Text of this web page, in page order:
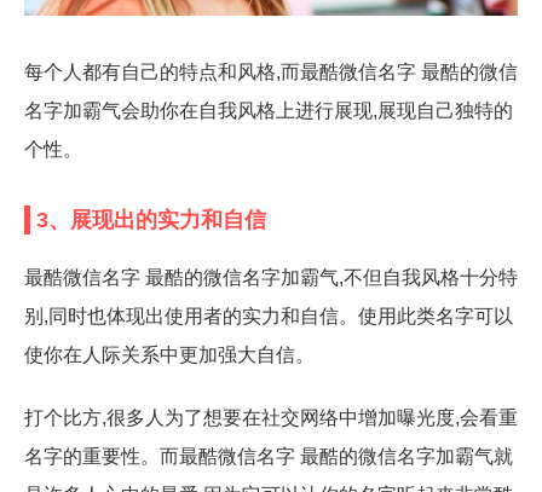
每个人都有自己的特点和风格,而最酷微信名字 最酷的微信
名字加霸气会助你在自我风格上进行展现,展现自己独特的
个性。
3、展现出的实力和自信
最酷微信名字 最酷的微信名字加霸气,不但自我风格十分特
别,同时也体现出使用者的实力和自信。使用此类名字可以
使你在人际关系中更加强大自信。
打个比方,很多人为了想要在社交网络中增加曝光度,会看重
名字的重要性。而最酷微信名字 最酷的微信名字加霸气就